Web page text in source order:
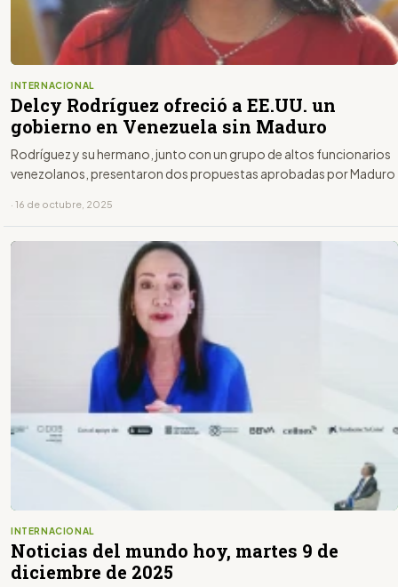
INTERNACIONAL
Delcy Rodríguez ofreció a EE.UU. un
gobierno en Venezuela sin Maduro
Rodríguez y su hermano, junto con un grupo de altos funcionarios
venezolanos, presentaron dos propuestas aprobadas por Maduro
· 16 de octubre, 2025
INTERNACIONAL
Noticias del mundo hoy, martes 9 de
diciembre de 2025